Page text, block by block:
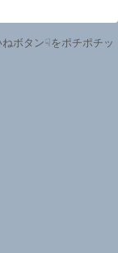
ボタン☟をポチポチッ